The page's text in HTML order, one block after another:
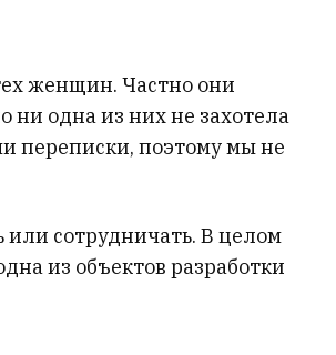
женщин. Частно они
ни одна из них не захотела
переписки, поэтому мы не
или сотрудничать. В целом
из объектов разработки